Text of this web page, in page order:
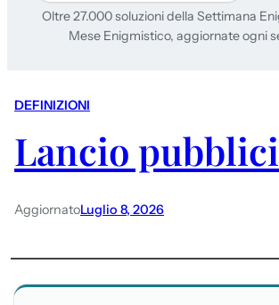
Oltre 27.000 soluzioni della Settimana
Mese Enigmistico, aggiornate ogni
DEFINIZIONI
Lancio
AggiornatoLuglio 8, 2026